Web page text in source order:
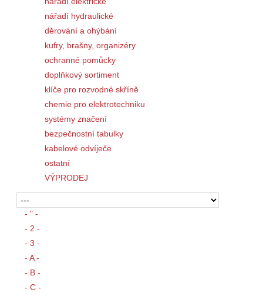
nářadí hydraulické
děrování a ohýbání
kufry, brašny, organizéry
ochranné pomůcky
doplňkový sortiment
klíče pro rozvodné skříně
chemie pro elektrotechniku
systémy značení
bezpečnostní tabulky
kabelové odvíječe
ostatní
VÝPRODEJ
- " -
- 2 -
- 3 -
- A -
- B -
- C -